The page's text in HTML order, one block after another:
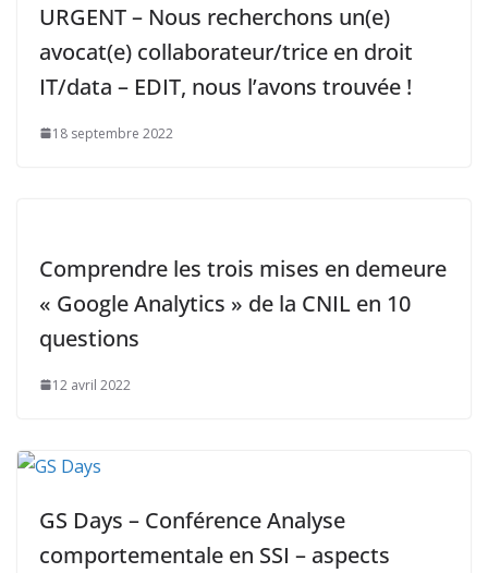
URGENT – Nous recherchons un(e)
avocat(e) collaborateur/trice en droit
IT/data – EDIT, nous l’avons trouvée !
18 septembre 2022
Comprendre les trois mises en demeure
« Google Analytics » de la CNIL en 10
questions
12 avril 2022
GS Days – Conférence Analyse
comportementale en SSI – aspects